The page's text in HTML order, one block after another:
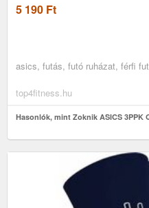
5 190 Ft
asics, futás, futó ruházat, férfi
top4fitness.hu
Hasonlók, mint Zoknik ASICS 3PPK